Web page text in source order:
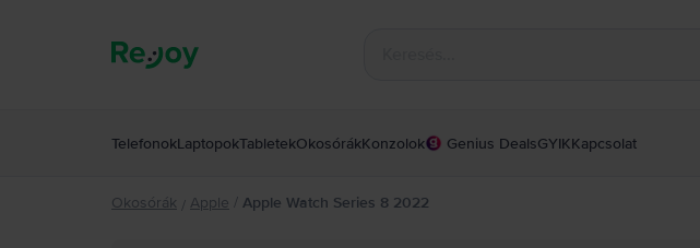
TelefonokLaptopokTabletekOkosórákKonzolok Genius DealsGYIKKapcsolat
Okosórák / Apple / Apple Watch Series 8 2022